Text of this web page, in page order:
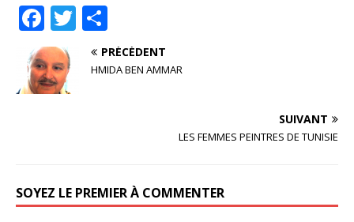
F
a
c
e
k
T
w
it
ar
ta
PRÉCÉDENT
HMIDA BEN AMMAR
SUIVANT
LES FEMMES PEINTRES DE TUNISIE
SOYEZ LE PREMIER À COMMENTER